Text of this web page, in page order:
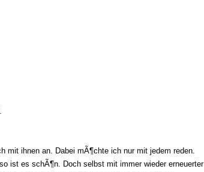
mit ihnen an. Dabei mÃ¶chte ich nur mit jedem reden.
ist es schÃ¶n. Doch selbst mit immer wieder erneuerter